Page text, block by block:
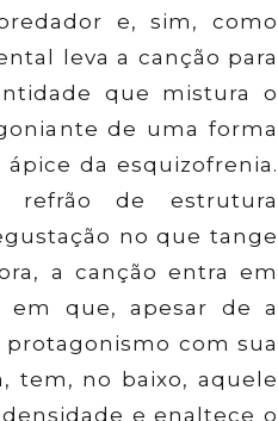
e, sim, como
leva a canção para
que mistura o
de uma forma
da esquizofrenia.
de estrutura
no que tange
a canção entra em
em que, apesar de a
com sua
tem, no baixo, aquele
e enaltece o